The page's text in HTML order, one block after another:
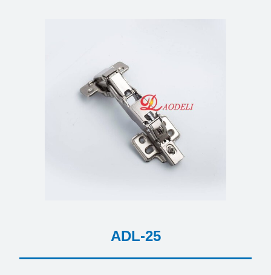
ADL-25